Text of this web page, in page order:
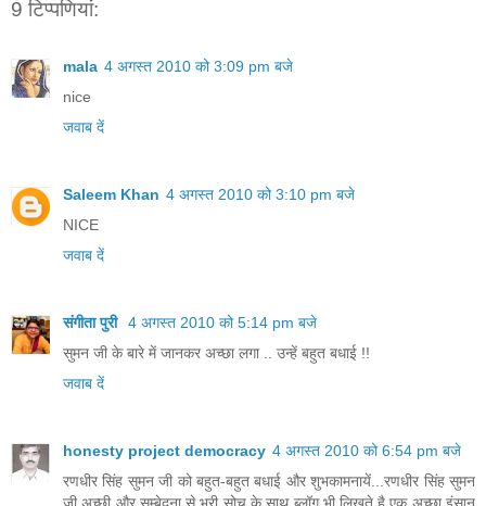
9 टिप्‍पणियां:
mala 4 अगस्त 2010 को 3:09 pm बजे
nice
जवाब दें
Saleem Khan 4 अगस्त 2010 को 3:10 pm बजे
NICE
जवाब दें
संगीता पुरी 4 अगस्त 2010 को 5:14 pm बजे
सुमन जी के बारे में जानकर अच्‍छा लगा .. उन्‍हें बहुत बधाई !!
जवाब दें
honesty project democracy 4 अगस्त 2010 को 6:54 pm बजे
रणधीर सिंह सुमन जी को बहुत-बहुत बधाई और शुभकामनायें...रणधीर सिंह सुमन
जी अच्छी और सम्बेदना से भरी सोच के साथ ब्लॉग भी लिखते है,एक अच्छा इंसान